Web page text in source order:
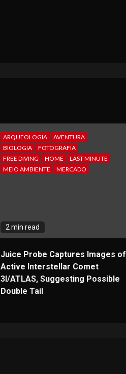
ARQUEOLOGIA
AVENTURA
BIOLOGIA
FOTOGRAFIA
FREE DIVING
HOME
LAST MINUTE
MEIO AMBIENTE
MERCADO
2 min read
Juice Probe Captures Images of
Active Interstellar Comet
3I/ATLAS, Suggesting Possible
Double Tail